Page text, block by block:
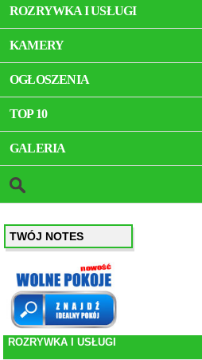
ROZRYWKA I USŁUGI
KAMERY
OGŁOSZENIA
TOP 10
GALERIA
TWÓJ NOTES
ROZRYWKA I USŁUGI